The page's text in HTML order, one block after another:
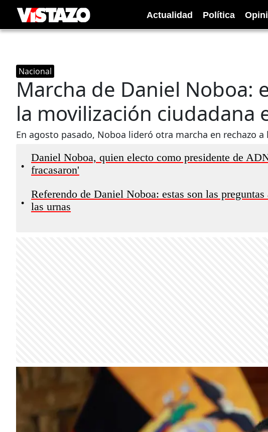
Actualidad Política
Nacional
Marcha de Daniel Noboa:
la movilización ciudadana
En agosto pasado, Noboa lideró otra marcha en rechazo
•
Daniel Noboa, quien electo como presidente de
fracasaron'
•
Referendo de Daniel Noboa: estas son las
las urnas